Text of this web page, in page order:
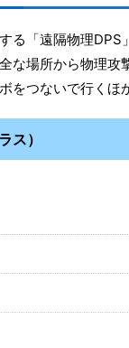
る「遠隔物理DPS
な場所から物理攻
をつないで行くほ
ス）